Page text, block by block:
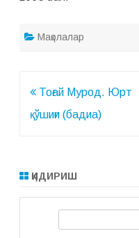
Мақолалар
Навигация
по
Тоғай Мурод. Юрт
қўшиғи (бадиа)
ҚИДИРИШ